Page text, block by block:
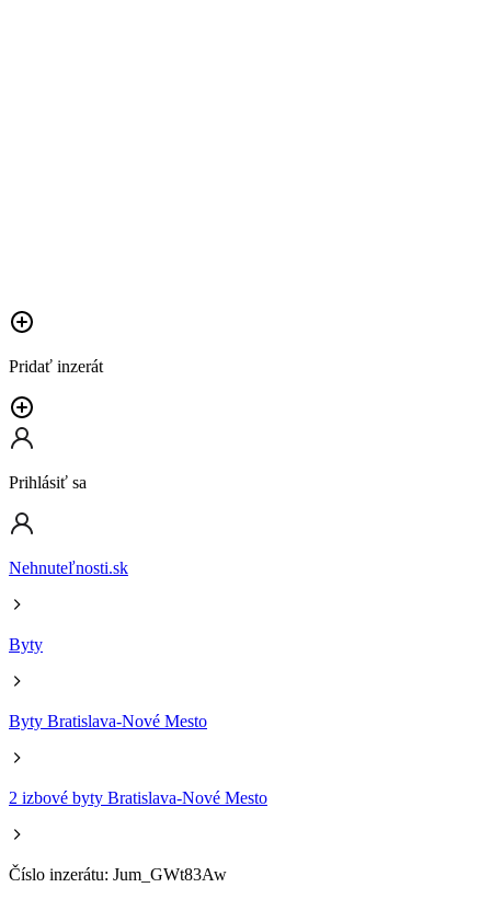
Pridať inzerát
Prihlásiť sa
Nehnuteľnosti.sk
Byty
Byty Bratislava-Nové Mesto
2 izbové byty Bratislava-Nové Mesto
Číslo inzerátu: Jum_GWt83Aw